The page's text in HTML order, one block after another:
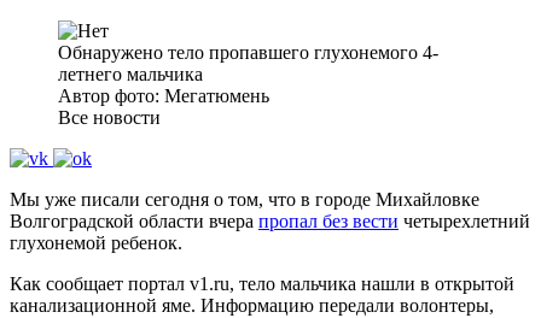
Обнаружено тело пропавшего глухонемого 4-
летнего мальчика
Автор фото: Мегатюмень
Все новости
Мы уже писали сегодня о том, что в городе Михайловке
Волгоградской области вчера пропал без вести четырехлетний
глухонемой ребенок.
Как сообщает портал v1.ru, тело мальчика нашли в открытой
канализационной яме. Информацию передали волонтеры,